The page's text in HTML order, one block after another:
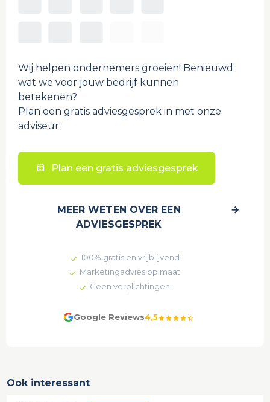
Wij helpen ondernemers groeien! Benieuwd
wat we voor jouw bedrijf kunnen
betekenen?
Plan een gratis adviesgesprek in met onze
adviseur.
Plan een gratis adviesgesprek
MEER WETEN OVER EEN
ADVIESGESPREK
100% gratis en vrijblijvend
Marketingadvies op maat
Geen verplichtingen
Google Reviews4,5starstarstarstarstar_half
Ook interessant